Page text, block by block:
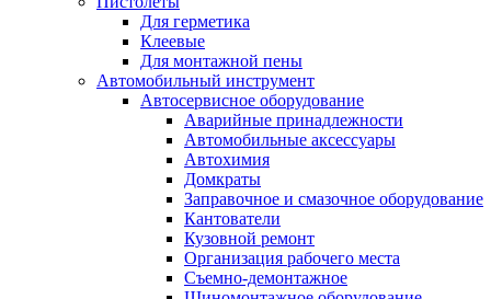
Для герметика
Клеевые
Для монтажной пены
Автомобильный инструмент
Автосервисное оборудование
Аварийные принадлежности
Автомобильные аксессуары
Автохимия
Домкраты
Заправочное и смазочное оборудование
Кантователи
Кузовной ремонт
Организация рабочего места
Съемно-демонтажное